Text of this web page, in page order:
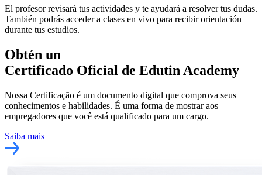
El profesor revisará tus actividades y te ayudará a resolver tus dudas.
También podrás acceder a clases en vivo para recibir orientación
durante tus estudios.
Obtén un
Certificado Oficial de Edutin Academy
Nossa Certificação é um documento digital que comprova seus
conhecimentos e habilidades. É uma forma de mostrar aos
empregadores que você está qualificado para um cargo.
Saiba mais